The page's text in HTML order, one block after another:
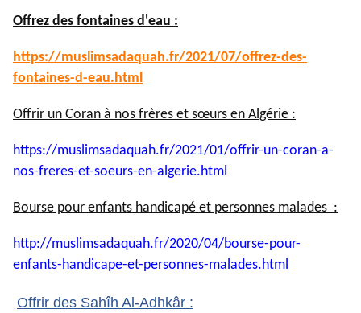
Offrez des fontaines d'eau :
https://muslimsadaquah.fr/2021/07/offrez-des-
fontaines-d-eau.html
Offrir un Coran à nos frères et sœurs en Algérie :
https://muslimsadaquah.fr/2021/01/offrir-un-coran-a-
nos-freres-et-soeurs-en-algerie.html
Bourse pour enfants handicapé et personnes malades :
http://muslimsadaquah.fr/2020/04/bourse-pour-
enfants-handicape-et-personnes-malades.html
Offrir des Sahîh Al-Adhkâr :